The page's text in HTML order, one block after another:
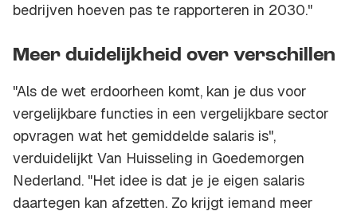
bedrijven hoeven pas te rapporteren in 2030."
Meer duidelijkheid over verschillen
"Als de wet erdoorheen komt, kan je dus voor
vergelijkbare functies in een vergelijkbare sector
opvragen wat het gemiddelde salaris is",
verduidelijkt Van Huisseling in Goedemorgen
Nederland. "Het idee is dat je je eigen salaris
daartegen kan afzetten. Zo krijgt iemand meer